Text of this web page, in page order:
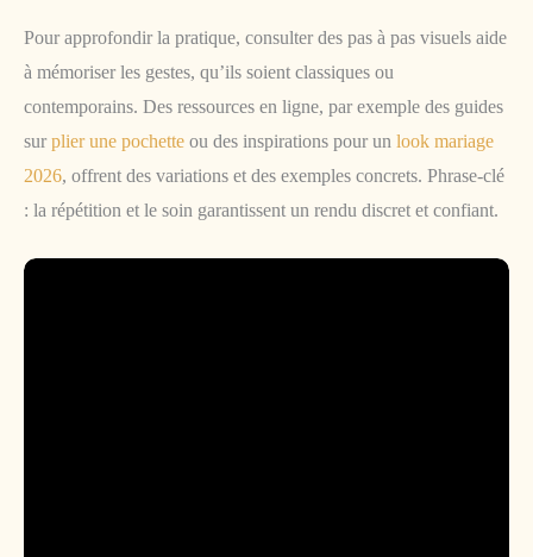
Pour approfondir la pratique, consulter des pas à pas visuels aide
à mémoriser les gestes, qu’ils soient classiques ou
contemporains. Des ressources en ligne, par exemple des guides
sur plier une pochette ou des inspirations pour un look mariage
2026, offrent des variations et des exemples concrets. Phrase-clé
: la répétition et le soin garantissent un rendu discret et confiant.